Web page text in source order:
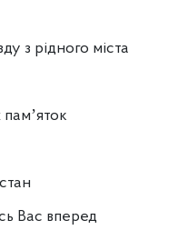
з рідного міста
Вас вперед